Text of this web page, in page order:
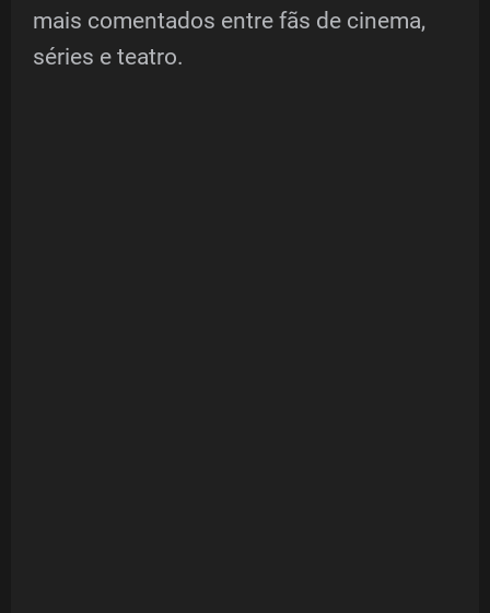
mais comentados entre fãs de cinema,
séries e teatro.